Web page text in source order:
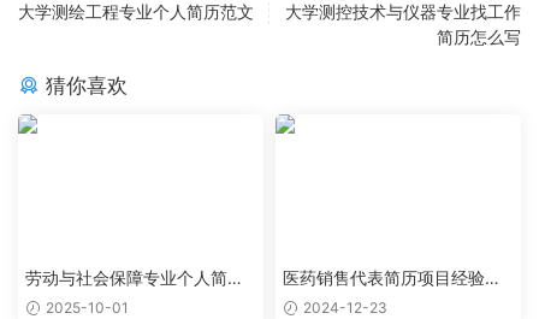
大学测绘工程专业个人简历范文
大学测控技术与仪器专业找工作
简历怎么写
猜你喜欢
劳动与社会保障专业个人简历
范文2025-10-01
医药销售代表简历项目经验怎
么写2024-12-23